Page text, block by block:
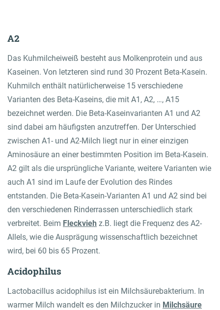
Onlineshop
Contact
A2
Das Kuhmilcheiweiß besteht aus Molkenprotein und aus
Kaseinen. Von letzteren sind rund 30 Prozent Beta-Kasein.
Kuhmilch enthält natürlicherweise 15 verschiedene
Varianten des Beta-Kaseins, die mit A1, A2, …, A15
bezeichnet werden. Die Beta-Kaseinvarianten A1 und A2
sind dabei am häufigsten anzutreffen. Der Unterschied
zwischen A1- und A2-Milch liegt nur in einer einzigen
Aminosäure an einer bestimmten Position im Beta-Kasein.
A2 gilt als die ursprüngliche Variante, weitere Varianten wie
auch A1 sind im Laufe der Evolution des Rindes
entstanden. Die Beta-Kasein-Varianten A1 und A2 sind bei
den verschiedenen Rinderrassen unterschiedlich stark
verbreitet. Beim Fleckvieh z.B. liegt die Frequenz des A2-
Allels, wie die Ausprägung wissenschaftlich bezeichnet
wird, bei 60 bis 65 Prozent.
Acidophilus
Lactobacillus acidophilus ist ein Milchsäurebakterium. In
warmer Milch wandelt es den Milchzucker in Milchsäure